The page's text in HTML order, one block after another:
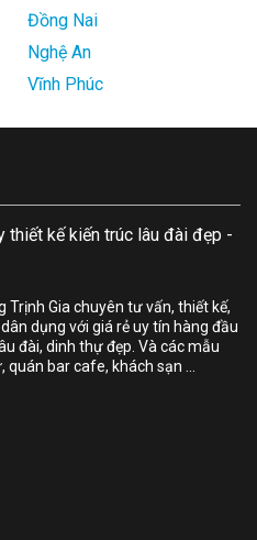
Đồng Nai
Nghệ An
Vĩnh Phúc
Trịnh Gia chuyên tư vấn, thiết kế,
dụng với giá rẻ uy tín hàng đầu
đài, dinh thự đẹp. Và các mẫu
bar cafe, khách sạn …